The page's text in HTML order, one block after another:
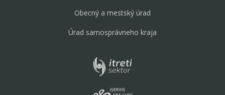
Obecný a mestský úrad
Úrad samosprávneho kraja